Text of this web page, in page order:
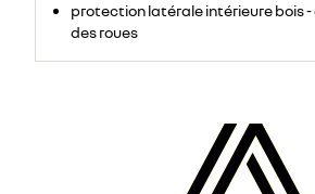
protection latérale intérieure bois
des roues
Perçage
Entraxe